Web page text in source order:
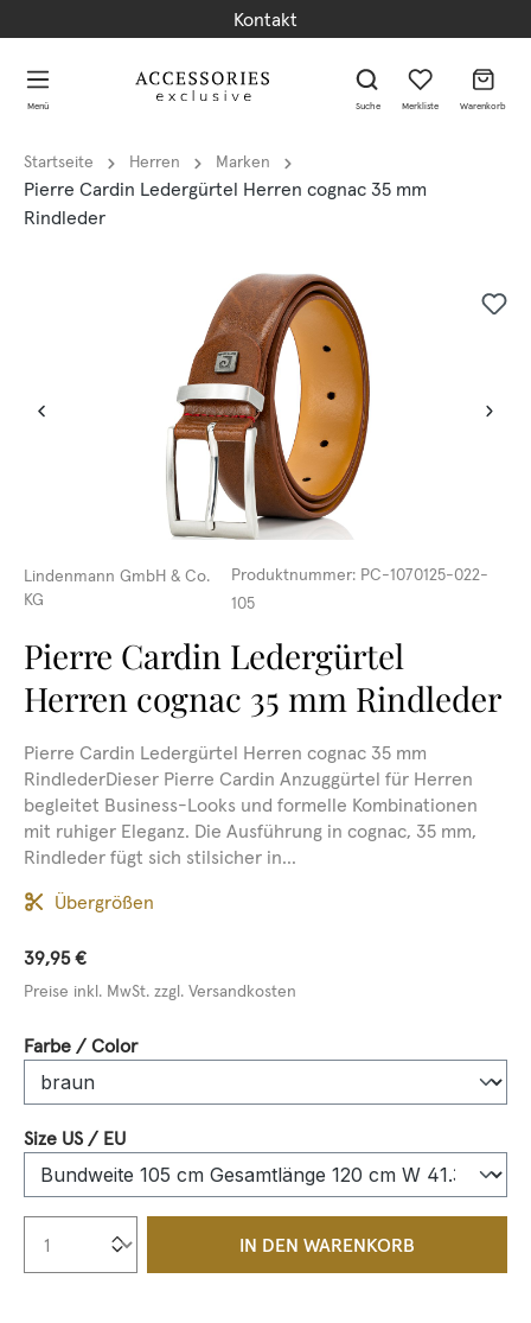
Kontakt
Menü Suche Merkliste Warenkorb
Startseite Herren Marken
Pierre Cardin Ledergürtel Herren cognac 35 mm
Rindleder
Lindenmann GmbH & Co.
KG
Produktnummer: PC-1070125-022-
105
Pierre Cardin Ledergürtel
Herren cognac 35 mm Rindleder
Pierre Cardin Ledergürtel Herren cognac 35 mm
RindlederDieser Pierre Cardin Anzuggürtel für Herren
begleitet Business-Looks und formelle Kombinationen
mit ruhiger Eleganz. Die Ausführung in cognac, 35 mm,
Rindleder fügt sich stilsicher in...
Übergrößen
39,95 €
Preise inkl. MwSt. zzgl. Versandkosten
Farbe / Colorauswählen
Size US / EUauswählen
Produkt Anzahl: Gib den
IN DEN WARENKORB